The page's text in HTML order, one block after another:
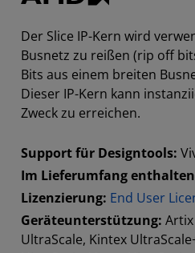
Der Slice IP-Kern wird
Busnetz zu reißen (rip off
Bits aus einem breiten
Dieser IP-Kern kann
Zweck zu erreichen.
Support für Designtools:
Im Lieferumfang
Lizenzierung: End User
Geräteunterstützung:
UltraScale, Kintex